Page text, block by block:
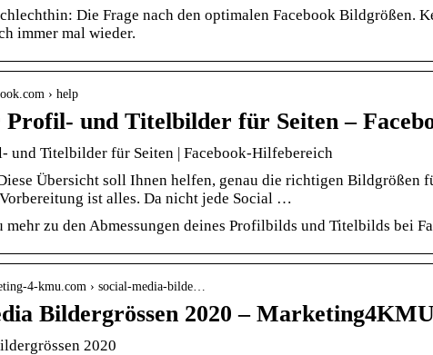
Die Frage nach den optimalen Facebook Bildgrößen.
immer mal wieder.
› help
Profil- und Titelbilder für Seiten –
und Titelbilder für Seiten | Facebook-Hilfebereich
Übersicht soll Ihnen helfen, genau die richtigen Bildgrößen
ist alles. Da nicht jede Social …
mehr zu den Abmessungen deines Profilbilds und Titelbilds bei
4-kmu.com › social-media-bilde…
Bildergrössen 2020 –
2020